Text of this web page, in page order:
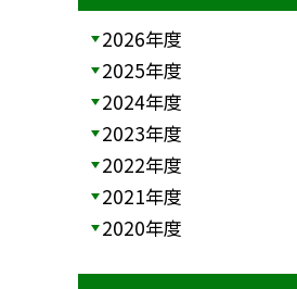
2026年度
2025年度
2024年度
2023年度
2022年度
2021年度
2020年度